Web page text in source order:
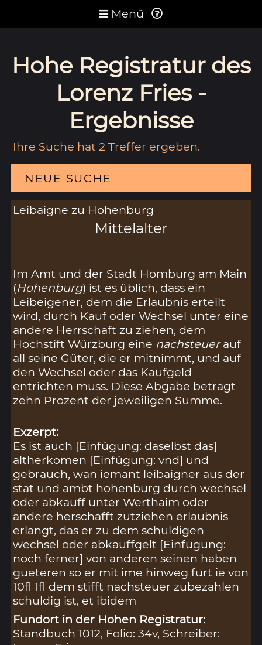
Menü
Hohe Registratur des
Lorenz Fries -
Ergebnisse
Ihre Suche hat 2 Treffer ergeben.
NEUE SUCHE
Leibaigne zu Hohenburg
Mittelalter
Im Amt und der Stadt Homburg am Main
(Hohenburg) ist es üblich, dass ein
Leibeigener, dem die Erlaubnis erteilt
wird, durch Kauf oder Wechsel unter eine
andere Herrschaft zu ziehen, dem
Hochstift Würzburg eine nachsteuerauf
all seine Güter, die er mitnimmt, und auf
den Wechsel oder das Kaufgeld
entrichten muss. Diese Abgabe beträgt
zehn Prozent der jeweiligen Summe.
Exzerpt:
Es ist auch [Einfügung: daselbst das]
altherkomen [Einfügung: vnd] und
gebrauch, wan iemant leibaigner aus der
stat und ambt hohenburg durch wechsel
oder abkauff unter Werthaim oder
andere herschafft zutziehen erlaubnis
erlangt, das er zu dem schuldigen
wechsel oder abkauffgelt [Einfügung:
noch ferner] von anderen seinen haben
gueteren so er mit ime hinweg fürt ie von
10fl 1fl dem stifft nachsteuer zubezahlen
schuldig ist, et ibidem
Fundort in der Hohen Registratur:
Standbuch 1012, Folio: 34v, Schreiber: